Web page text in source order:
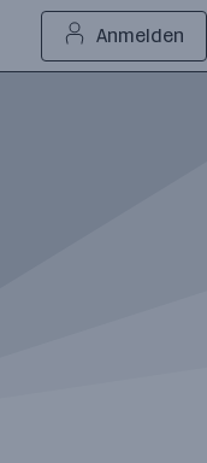
Anmelden